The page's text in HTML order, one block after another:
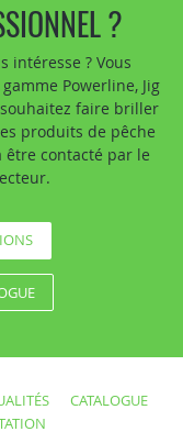
?
intéresse ? Vous
Powerline, Jig
souhaitez faire briller
produits de pêche
être contacté par le
CATALOGUE